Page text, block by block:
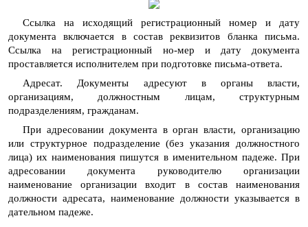
Ссылка на исходящий регистрационный номер и дату
документа включается в состав реквизитов бланка письма.
Ссылка на регистрационный но-мер и дату документа
проставляется исполнителем при подготовке письма-ответа.
Адресат. Документы адресуют в органы власти,
организациям, должностным лицам, структурным
подразделениям, гражданам.
При адресовании документа в орган власти, организацию
или структурное подразделение (без указания должностного
лица) их наименования пишутся в именительном падеже. При
адресовании документа руководителю организации
наименование организации входит в состав наименования
должности адресата, наименование должности указывается в
дательном падеже.